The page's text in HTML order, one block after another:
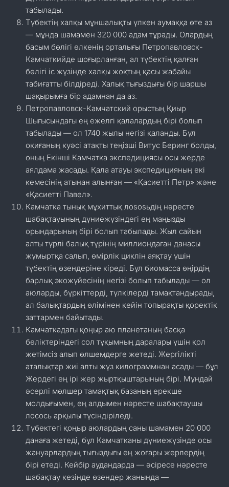
табылады.
Түбектің халқы мұншалықты үлкен аумаққа өте аз
— мұнда шамамен 320 000 адам тұрады. Олардың
басым бөлігі өлкенің орталығы Петропавловск-
Камчаткийде шоғырланған, ал түбектің қалған
бөлігі іс жүзінде халқы жоқтың қасы жабайы
табиғатты білдіреді. Халық тығыздығы бір шаршы
шақырымға бір адамнан да аз.
Петропавловск-Камчатский орыстың Қиыр
Шығысындағы ең ежелгі қалалардың бірі болып
табылады — ол 1740 жылы негізі қаланды. Бұл
оқиғаның куәсі атақты теңізші Витус Беринг болды,
оның Екінші Камчатка экспедициясы осы жерде
аялдама жасады. Қала атауы экспедицияның екі
кемесінің атынан алынған — «Қасиетті Петр» және
«Қасиетті Павел».
Камчатка тынық мұхиттық лososьдің нәресте
шабақтауының дүниежүзіндегі ең маңызды
орындарының бірі болып табылады. Жыл сайын
алты түрлі балық түрінің миллиондаған данасы
жұмыртқа салып, өмірлік циклін аяқтау үшін
түбектің өзендеріне кіреді. Бұл биомасса өңірдің
барлық экожүйесінің негізі болып табылады — ол
аюларды, бүркіттерді, түлкілерді тамақтандырады,
ал балықтардың өлімінен кейін топырақты қоректік
заттармен байытады.
Камчаткадағы қоңыр аю планетаның басқа
бөліктеріндегі сол тұқымның даралары үшін қол
жетімсіз алып өлшемдерге жетеді. Жергілікті
аталықтар жиі алты жүз килограммнан асады — бұл
Жердегі ең ірі жер жыртқыштарының бірі. Мұндай
әсерлі мөлшер тамақтық базаның ерекше
молдығымен, ең алдымен нәресте шабақтаушы
лосось арқылы түсіндіріледі.
Түбектегі қоңыр аюлардың саны шамамен 20 000
данаға жетеді, бұл Камчатканы дүниежүзінде осы
жануарлардың тығыздығы ең жоғары жерлердің
бірі етеді. Кейбір аудандарда — әсіресе нәресте
шабақтау кезінде өзендер жанында —